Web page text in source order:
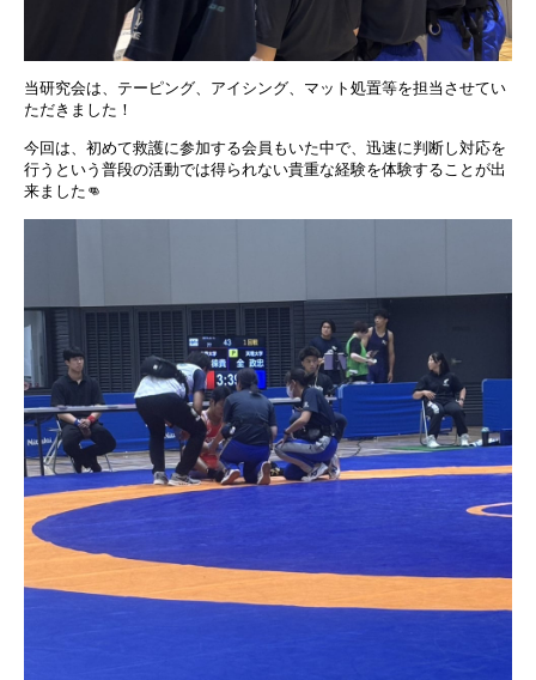
当研究会は、テーピング、アイシング、マット処置等を担当させてい
ただきました！
今回は、初めて救護に参加する会員もいた中で、迅速に判断し対応を
行うという普段の活動では得られない貴重な経験を体験することが出
来ました👊